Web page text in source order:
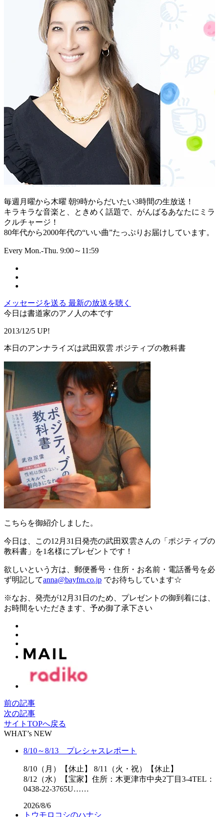
毎週月曜から木曜 朝9時からだいたい3時間の生放送！
キラキラな音楽と、ときめく話題で、がんばるあなたにミラ
クルチャージ！
80年代から2000年代の“いい曲”たっぷりお届けしています。
Every Mon.-Thu. 9:00～11:59
メッセージを送る 最新の放送を聴く
今日は書道家のアノ人の本です
2013/12/5 UP!
本日のアンナライズは武田双雲 ポジティブの教科書
こちらを御紹介しました。
今日は、この12月31日発売の武田双雲さんの「ポジティブの
教科書」を1名様にプレゼントです！
欲しいという方は、郵便番号・住所・お名前・電話番号を必
ず明記してanna@bayfm.co.jp でお待ちしています☆
※なお、発売が12月31日のため、プレゼントの御到着には、
お時間をいただきます、予め御了承下さい
前の記事
次の記事
サイトTOPへ戻る
WHAT’s NEW
8/10～8/13 プレシャスレポート
8/10（月）【休止】 8/11（火・祝）【休止】
8/12（水）【宝家】住所：木更津市中央2丁目3-4TEL：
0438-22-3765U……
2026/8/6
トウモロコシのハナシ